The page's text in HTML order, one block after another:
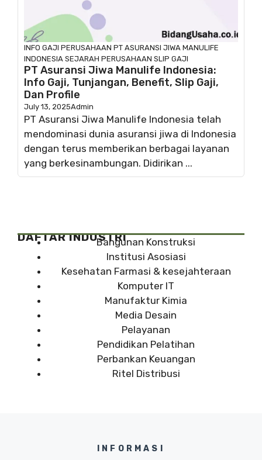
INFO GAJI PERUSAHAAN PT ASURANSI JIWA MANULIFE
INDONESIA SEJARAH PERUSAHAAN SLIP GAJI
PT Asuransi Jiwa Manulife Indonesia:
Info Gaji, Tunjangan, Benefit, Slip Gaji,
Dan Profile
July 13, 2025Admin
PT Asuransi Jiwa Manulife Indonesia telah
mendominasi dunia asuransi jiwa di Indonesia
dengan terus memberikan berbagai layanan
yang berkesinambungan. Didirikan ...
DAFTAR INDUSTRIBangunan Konstruksi
Institusi Asosiasi
Kesehatan Farmasi & kesejahteraan
Komputer IT
Manufaktur Kimia
Media Desain
Pelayanan
Pendidikan Pelatihan
Perbankan Keuangan
Ritel Distribusi
INFORMASI